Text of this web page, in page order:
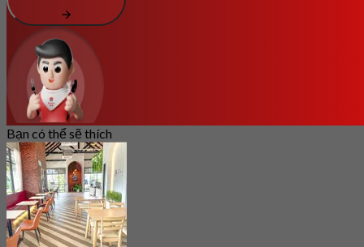
Bạn có thể sẽ thích